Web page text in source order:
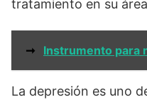
tratamiento en su
➞ Instrumento para
La depresión es uno